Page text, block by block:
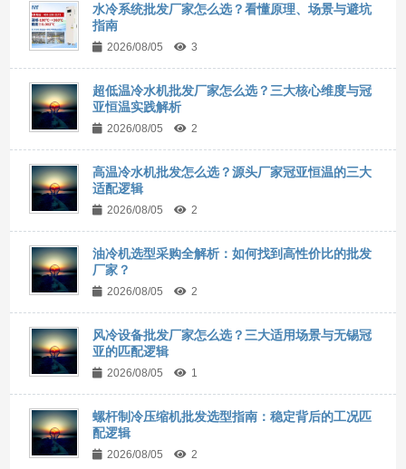
水冷系统批发厂家怎么选？看懂原理、场景与避坑
指南
2026/08/05 3
超低温冷水机批发厂家怎么选？三大核心维度与冠
亚恒温实践解析
2026/08/05 2
高温冷水机批发怎么选？源头厂家冠亚恒温的三大
适配逻辑
2026/08/05 2
油冷机选型采购全解析：如何找到高性价比的批发
厂家？
2026/08/05 2
风冷设备批发厂家怎么选？三大适用场景与无锡冠
亚的匹配逻辑
2026/08/05 1
螺杆制冷压缩机批发选型指南：稳定背后的工况匹
配逻辑
2026/08/05 2